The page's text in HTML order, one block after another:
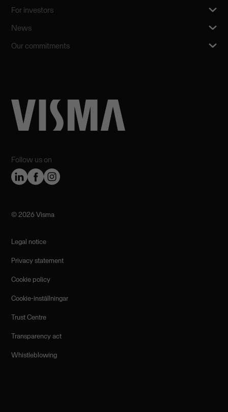
Follow us on
For investors
News
Our commitments
©️ 2026 Visma
Legal notice
Privacy statement
Cookie policy
Cookie-inställningar
Trust Centre
Transparency act
Whistleblowing